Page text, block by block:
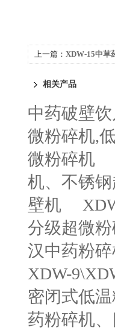
上一篇： XDW-15中草
相关产品
中药破壁
微粉碎机,
微粉碎机
机、不锈
壁机
分级超微
汉中药粉
XDW-
密闭式低
药粉碎机